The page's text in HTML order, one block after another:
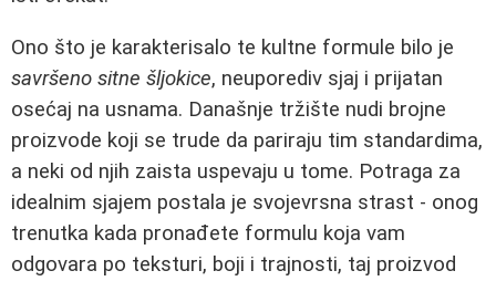
Ono što je karakterisalo te kultne formule bilo je
savršeno sitne šljokice, neuporediv sjaj i prijatan
osećaj na usnama. Današnje tržište nudi brojne
proizvode koji se trude da pariraju tim standardima,
a neki od njih zaista uspevaju u tome. Potraga za
idealnim sjajem postala je svojevrsna strast - onog
trenutka kada pronađete formulu koja vam
odgovara po teksturi, boji i trajnosti, taj proizvod